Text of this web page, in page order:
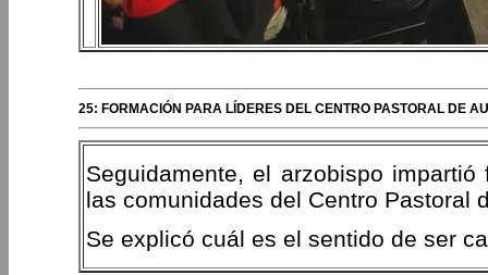
25: FORMACIÓN PARA LÍDERES DEL CENTRO PASTORAL DE
Seguidamente, el arzobispo
las comunidades del Centro Pastoral
Se explicó cuál es el sentido de ser